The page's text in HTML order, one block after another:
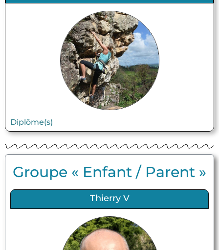
Diplôme(s)
Groupe « Enfant / Parent »
Thierry V